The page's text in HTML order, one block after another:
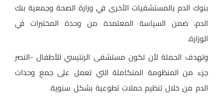
بنوك الدم بالمستشفيات الأخرى في وزارة الصحة وجمعية بنك
الدم، ضمن السياسة المعتمدة من وحدة المختبرات في
الوزارة.
وتهدف الحملة لأن تكون مستشفى الرنتيسي للأطفال -النصر
جزء من المنظومة المتكاملة التي تعمل على جمع وحدات
الدم من خلال تنظيم حملات تطوعية بشكل سنوية.